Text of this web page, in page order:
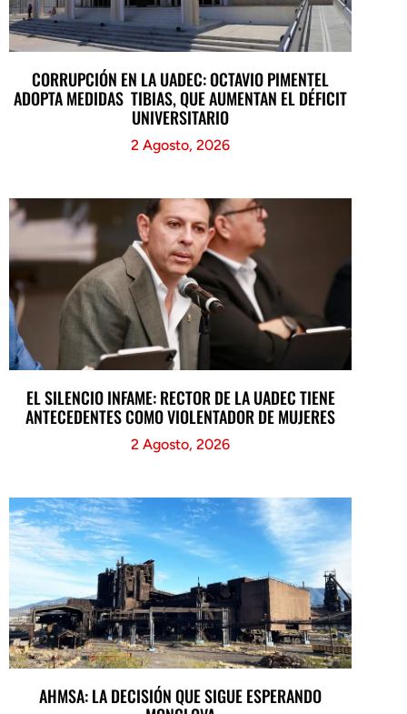
CORRUPCIÓN EN LA UADEC: OCTAVIO PIMENTEL
ADOPTA MEDIDAS TIBIAS, QUE AUMENTAN EL DÉFICIT
UNIVERSITARIO
2 Agosto, 2026
EL SILENCIO INFAME: RECTOR DE LA UADEC TIENE
ANTECEDENTES COMO VIOLENTADOR DE MUJERES
2 Agosto, 2026
AHMSA: LA DECISIÓN QUE SIGUE ESPERANDO